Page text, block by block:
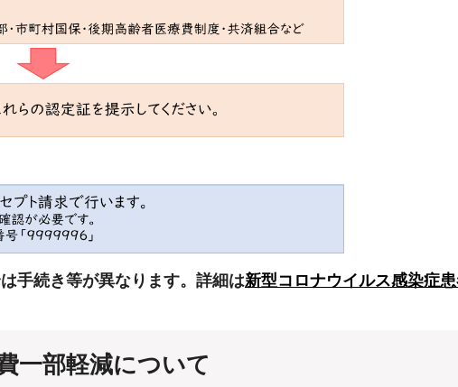
手続き等が異なります。 詳細は新型コロナウイルス感染症
一部軽減について